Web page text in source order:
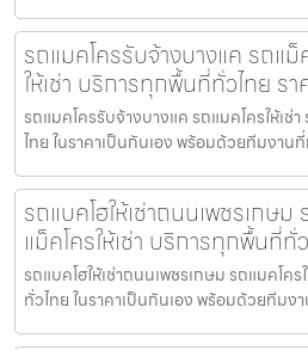
รถแมคโครรับจ้างบางแค รถแ
ให้เช่า บริการทุกพื้นที่ทั่วไทย ร
รถแมคโครรับจ้างบางแค รถแมคโครให้เช่
ไทย ในราคาเป็นกันเอง พร้อมด้วยทีมงาน
รถแบคโฮให้เช่าถนนเพชรเกษ
แม็คโครให้เช่า บริการทุกพื้นที่ทั่
รถแบคโฮให้เช่าถนนเพชรเกษม รถแมคโค
ทั่วไทย ในราคาเป็นกันเอง พร้อมด้วยทีม